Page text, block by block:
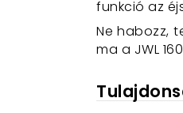
funkció az
Ne habozz,
ma a JWL